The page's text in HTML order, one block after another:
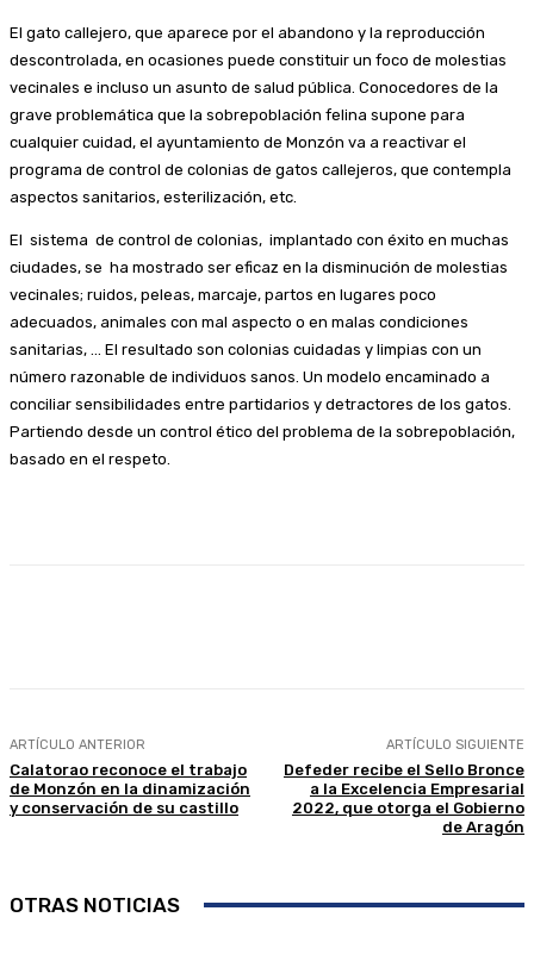
El gato callejero, que aparece por el abandono y la reproducción
descontrolada, en ocasiones puede constituir un foco de molestias
vecinales e incluso un asunto de salud pública. Conocedores de la
grave problemática que la sobrepoblación felina supone para
cualquier cuidad, el ayuntamiento de Monzón va a reactivar el
programa de control de colonias de gatos callejeros, que contempla
aspectos sanitarios, esterilización, etc.
El sistema de control de colonias, implantado con éxito en muchas
ciudades, se ha mostrado ser eficaz en la disminución de molestias
vecinales; ruidos, peleas, marcaje, partos en lugares poco
adecuados, animales con mal aspecto o en malas condiciones
sanitarias, … El resultado son colonias cuidadas y limpias con un
número razonable de individuos sanos. Un modelo encaminado a
conciliar sensibilidades entre partidarios y detractores de los gatos.
Partiendo desde un control ético del problema de la sobrepoblación,
basado en el respeto.
ARTÍCULO ANTERIOR
Calatorao reconoce el trabajo
de Monzón en la dinamización
y conservación de su castillo
ARTÍCULO SIGUIENTE
Defeder recibe el Sello Bronce
a la Excelencia Empresarial
2022, que otorga el Gobierno
de Aragón
OTRAS NOTICIAS